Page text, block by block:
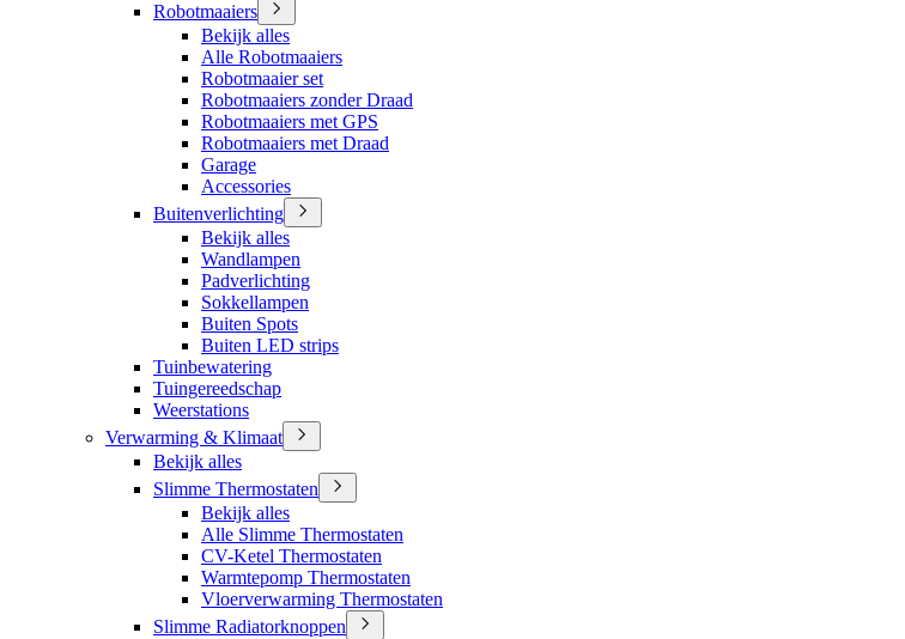
Robotmaaiers
Bekijk alles
Alle Robotmaaiers
Robotmaaier set
Robotmaaiers zonder Draad
Robotmaaiers met GPS
Robotmaaiers met Draad
Garage
Accessories
Buitenverlichting
Bekijk alles
Wandlampen
Padverlichting
Sokkellampen
Buiten Spots
Buiten LED strips
Tuinbewatering
Tuingereedschap
Weerstations
Verwarming & Klimaat
Bekijk alles
Slimme Thermostaten
Bekijk alles
Alle Slimme Thermostaten
CV-Ketel Thermostaten
Warmtepomp Thermostaten
Vloerverwarming Thermostaten
Slimme Radiatorknoppen